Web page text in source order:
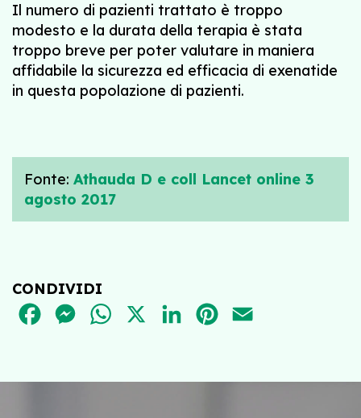
Il numero di pazienti trattato è troppo
modesto e la durata della terapia è stata
troppo breve per poter valutare in maniera
affidabile la sicurezza ed efficacia di exenatide
in questa popolazione di pazienti.
Fonte: Athauda D e coll Lancet online 3
agosto 2017
CONDIVIDI
FACEBOOKMESSENGER
WHATSAPPLINKEDINPINTEREST